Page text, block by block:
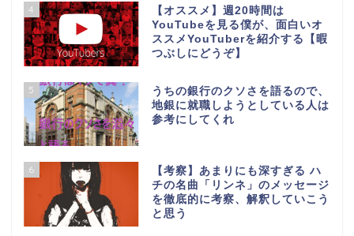
4
【オススメ】週20時間は
YouTubeを見る僕が、面白いオ
ススメYouTuberを紹介する【暇
つぶしにどうぞ】
5
うちの銀行のクソさを語るので、
地銀に就職しようとしている人は
参考にしてくれ
6
【考察】あまりにも深すぎる ハ
チの名曲「リンネ」のメッセージ
を徹底的に考察、解釈していこう
と思う